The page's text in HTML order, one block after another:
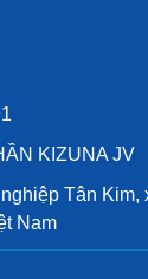
KIZUNA JV
Tân Kim,
Nam